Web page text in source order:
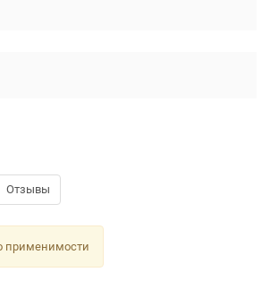
Отзывы
применимости